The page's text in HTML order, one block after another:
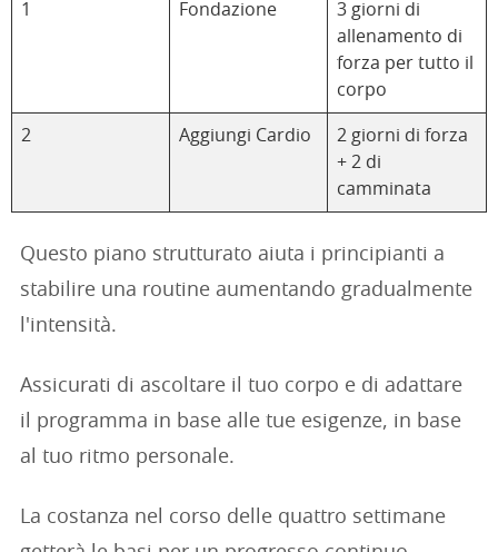
1 Fondazione
3 giorni di
allenamento di
forza per tutto il
corpo
2 Aggiungi Cardio
2 giorni di forza
+ 2 di
camminata
Questo piano strutturato aiuta i principianti a
stabilire una routine aumentando gradualmente
l'intensità.
Assicurati di ascoltare il tuo corpo e di adattare
il programma in base alle tue esigenze, in base
al tuo ritmo personale.
La costanza nel corso delle quattro settimane